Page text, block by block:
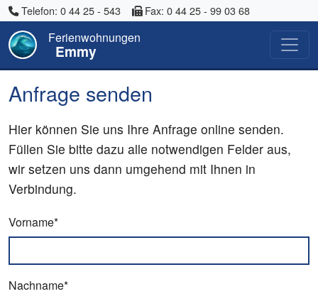
Telefon: 0 44 25 - 543 Fax: 0 44 25 - 99 03 68
Ferienwohnungen
Emmy
Anfrage senden
Hier können Sie uns Ihre Anfrage online senden.
Füllen Sie bitte dazu alle notwendigen Felder aus,
wir setzen uns dann umgehend mit Ihnen in
Verbindung.
Vorname*
Nachname*